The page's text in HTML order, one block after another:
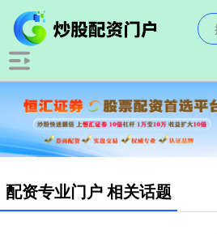
配资专业门户 相关话题